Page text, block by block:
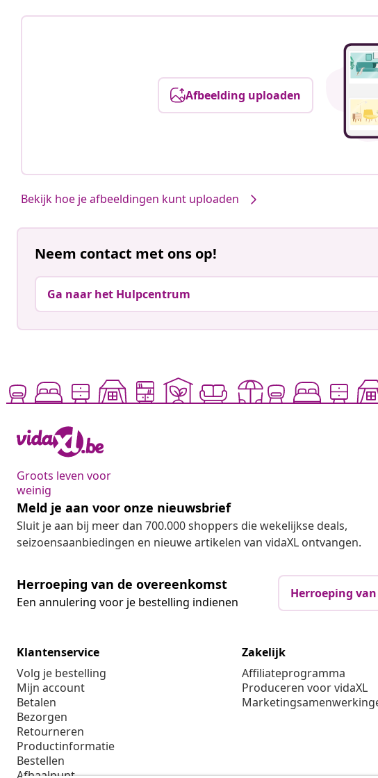
Afbeelding uploaden
Bekijk hoe je afbeeldingen kunt uploaden
Neem contact met ons op!
Ga naar het Hulpcentrum
Groots leven voor
weinig
Meld je aan voor onze nieuwsbrief
Sluit je aan bij meer dan 700.000 shoppers die wekelijkse deals,
seizoensaanbiedingen en nieuwe artikelen van vidaXL ontvangen.
Herroeping van de overeenkomst
Een annulering voor je bestelling indienen
Herroeping
Klantenservice
Volg je bestelling
Mijn account
Betalen
Bezorgen
Retourneren
Productinformatie
Bestellen
Zakelijk
Affiliateprogramma
Produceren voor vidaXL